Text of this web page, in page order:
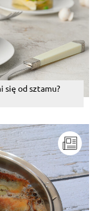
się od sztamu?